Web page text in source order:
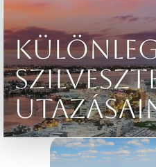
tovább »